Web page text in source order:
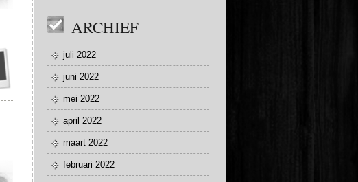
ARCHIEF
juli 2022
juni 2022
mei 2022
april 2022
maart 2022
februari 2022